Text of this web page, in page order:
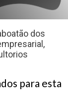
dos
para esta